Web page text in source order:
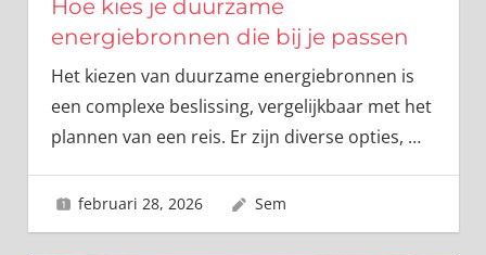
Hoe kies je duurzame
energiebronnen die bij je passen
Het kiezen van duurzame energiebronnen is
een complexe beslissing, vergelijkbaar met het
plannen van een reis. Er zijn diverse opties, …
februari 28, 2026 Sem